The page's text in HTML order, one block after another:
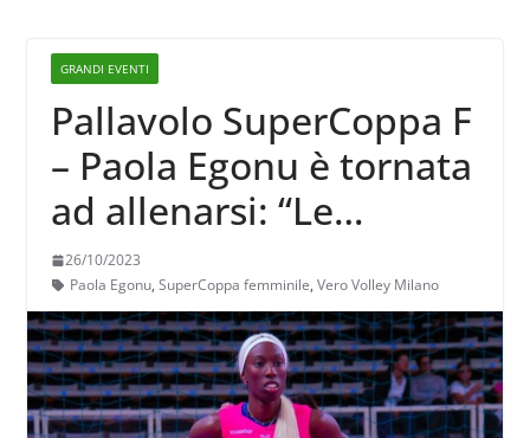
GRANDI EVENTI
Pallavolo SuperCoppa F
– Paola Egonu è tornata
ad allenarsi: “Le
sensazioni alla vigilia
sono positive, sabato
sarà una partita intensa
e di alto livello”
26/10/2023
Paola Egonu, SuperCoppa femminile, Vero Volley Milano